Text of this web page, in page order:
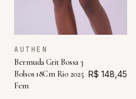
AUTHEN
Bermuda Grit Bossa 3
Bolsos 18Cm Rio 2025
Fem
R$ 148,45